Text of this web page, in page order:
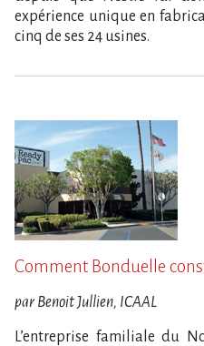
expérience unique en
cinq de ses 24 usines.
Comment Bonduelle
par Benoit Jullien, ICAAL
L’entreprise familiale du